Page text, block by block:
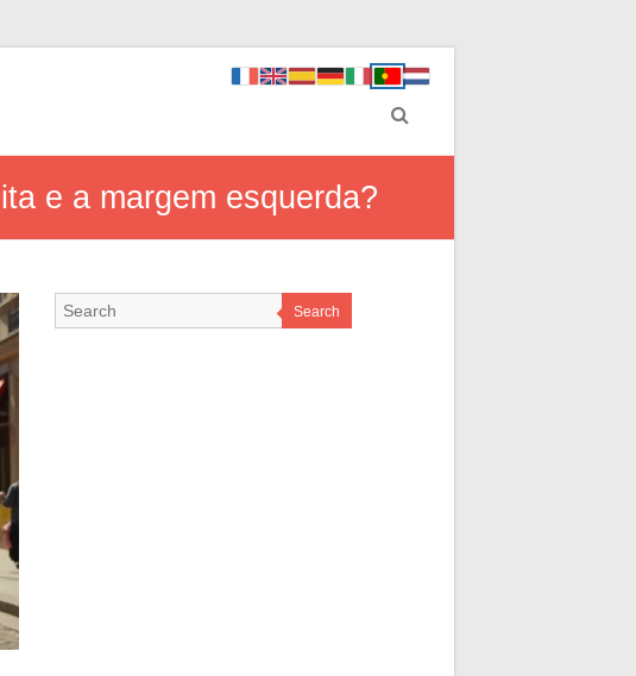
e a margem esquerda?
Search